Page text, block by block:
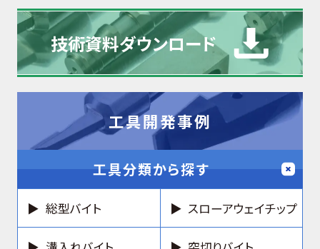
技術資料ダウンロード
工具開発事例
工具分類から探す
総型バイト スローアウェイチップ